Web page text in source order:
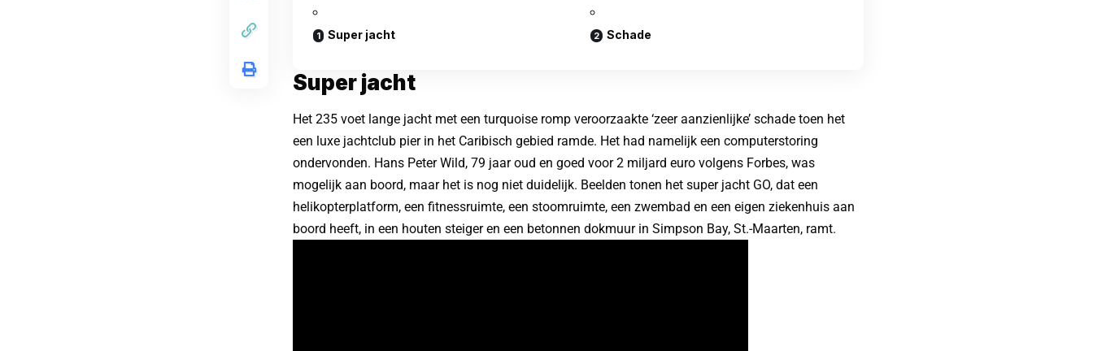
Super jacht Schade
Super jacht
Het 235 voet lange jacht met een turquoise romp veroorzaakte ‘zeer aanzienlijke’ schade toen het
een luxe jachtclub pier in het Caribisch gebied ramde. Het had namelijk een computerstoring
ondervonden. Hans Peter Wild, 79 jaar oud en goed voor 2 miljard euro volgens Forbes, was
mogelijk aan boord, maar het is nog niet duidelijk. Beelden tonen het super jacht GO, dat een
helikopterplatform, een fitnessruimte, een stoomruimte, een zwembad en een eigen ziekenhuis aan
boord heeft, in een houten steiger en een betonnen dokmuur in Simpson Bay, St.-Maarten, ramt.